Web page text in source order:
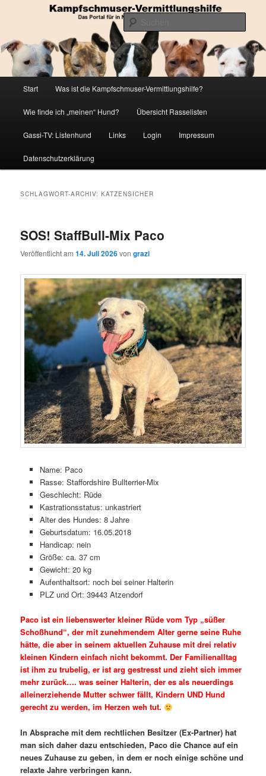
springen
springenKampfschmuser-Vermittlungshilfe
Die Datenbank für in Not geratene Listenhunde
Start Was ist die Kampfschmuser-Vermittlungshilfe?
Wie finde ich „meinen“ Hund? Übersicht Rasselisten
Gassi-TV: Listenhund Links Login Impressum
Datenschutzerklärung
SCHLAGWORT-ARCHIV:KATZENSICHER
SOS! StaffBull-Mix Paco
Veröffentlicht am14. Juli 2026vongrazi
Name: Paco
Rasse: Staffordshire Bullterrier-Mix
Geschlecht: Rüde
Kastrationsstatus: unkastriert
Alter des Hundes: 8 Jahre
Geburtsdatum: 16.05.2018
Handicap: nein
Größe: ca. 37 cm
Gewicht: 20 kg
Aufenthaltsort: noch bei seiner Halterin
PLZ und Ort: 39443 Atzendorf
Paco ist ein liebenswerter kleiner Rüde vom Typ „süßer
Schoßhund“, der mit zunehmendem Alter gerne seine Ruhe
hätte, die aber in seinem aktuellen Zuhause mit drei relativ
kleinen Kindern einfach nicht bekommt. Der Familienalltag
ist ihm zu trubelig, er ist arg gestresst und zieht sich immer
mehr zurück…. was seiner Halterin, der es als neuerdings
alleinerziehende Mutter schwer fällt, Kindern UND Hund
gerecht zu werden, im Herzen weh tut.
In Absprache mit dem rechtlichen Besitzer (Ex-Partner) hat
man sich daher dazu entschieden, Paco die Chance auf ein
neues Zuhause zu geben, in dem er noch einige schöne und
relaxte Jahre verbringen kann.